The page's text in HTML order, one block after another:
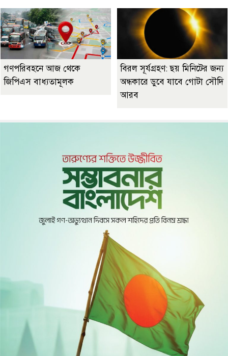
গণপরিবহনে আজ থেকে
জিপিএস বাধ্যতামূলক
বিরল সূর্যগ্রহণ: ছয় মিনিটের জন্য
অন্ধকারে ডুবে যাবে গোটা সৌদি
আরব